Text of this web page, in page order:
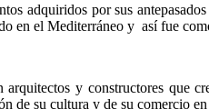
adquiridos por sus
en el Mediterráneo y así fue
y constructores que
de su cultura y de su comercio